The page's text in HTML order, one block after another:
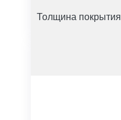
Толщина покрытия